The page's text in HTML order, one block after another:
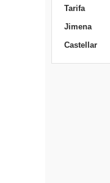
Tarifa
Jimena
Castellar